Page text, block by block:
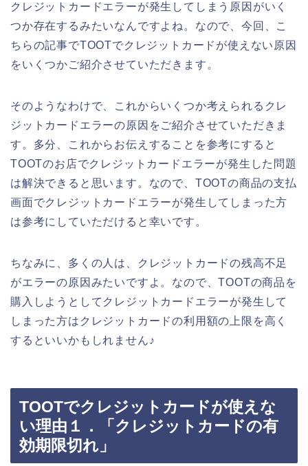
クレジットカードエラーが発生してしまう原因がいく
つか存在するみたいなんですよね。なので、今回、こ
ちらの記事でTOOTでクレジットカードが使えない原因
をいくつかご紹介させていただきます。
そのようなわけで、これからいくつか考えられるクレ
ジットカードエラーの原因をご紹介させていただきま
す。多分、これからお伝えすることを参考にすると
TOOTのお店でクレジットカードエラーが発生した問題
は解決できると思います。なので、TOOTの商品の支払
画面でクレジットカードエラーが発生してしまった方
は参考にしていただけると幸いです。
ちなみに、多くの人は、クレジットカードの残高不足
がエラーの原因みたいですよ。なので、TOOTの商品を
購入しようとしてクレジットカードエラーが発生して
しまった方はクレジットカードの利用額の上限を高く
するといいかもしれません♪
TOOTでクレジットカードが使えな
い理由１．「クレジットカードの有
効期限切れ」